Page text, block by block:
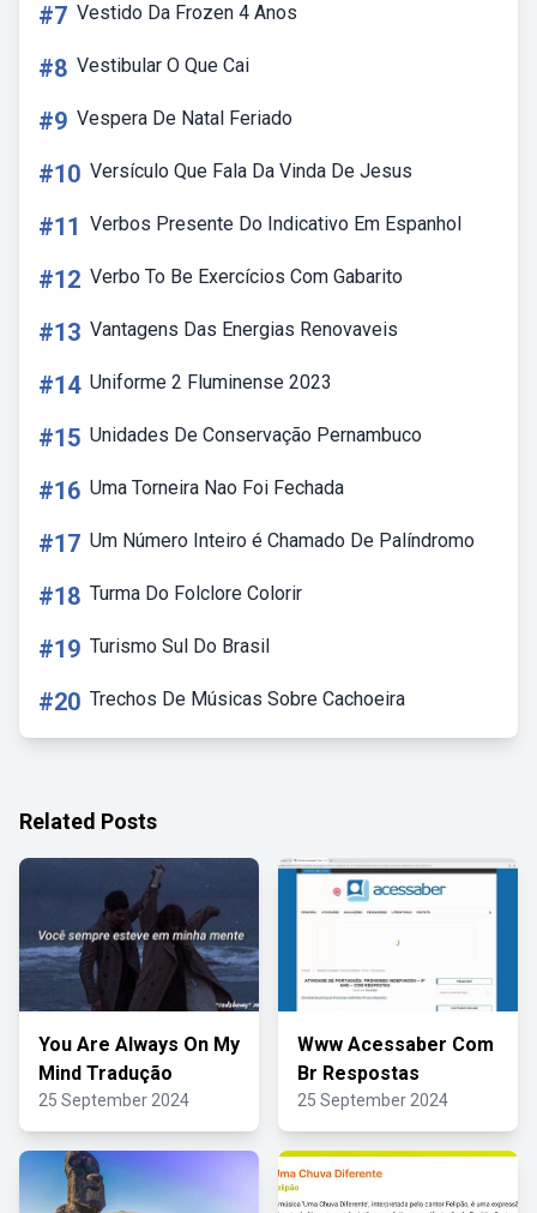
#7 Vestido Da Frozen 4 Anos
#8 Vestibular O Que Cai
#9 Vespera De Natal Feriado
#10 Versículo Que Fala Da Vinda De Jesus
#11 Verbos Presente Do Indicativo Em Espanhol
#12 Verbo To Be Exercícios Com Gabarito
#13 Vantagens Das Energias Renovaveis
#14 Uniforme 2 Fluminense 2023
#15 Unidades De Conservação Pernambuco
#16 Uma Torneira Nao Foi Fechada
#17 Um Número Inteiro é Chamado De Palíndromo
#18 Turma Do Folclore Colorir
#19 Turismo Sul Do Brasil
#20 Trechos De Músicas Sobre Cachoeira
Related Posts
You Are Always On My
Mind Tradução
25 September 2024
Www Acessaber Com
Br Respostas
25 September 2024